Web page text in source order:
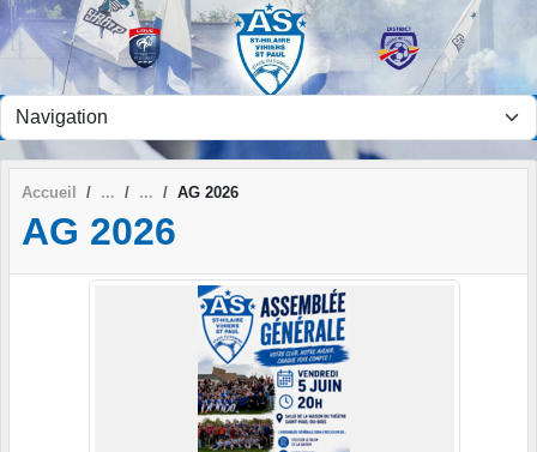
Accueil AG 2026
AG 2026
Panneau de gestion des cookies